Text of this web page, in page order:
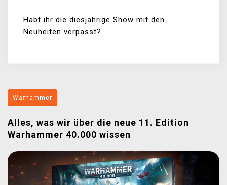
Habt ihr die diesjährige Show mit den
Neuheiten verpasst?
Warhammer
Alles, was wir über die neue 11. Edition
Warhammer 40.000 wissen